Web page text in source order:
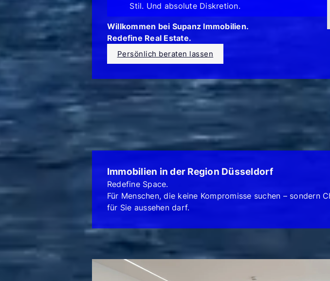
Stil. Und absolute Diskretion.
Willkommen bei Supanz Immobilien.
Redefine Real Estate.
Persönlich beraten lassen
Immobilien in der Region Düsseldorf
Redefine Space.
Für Menschen, die keine Kompromisse suchen – sondern
für Sie aussehen darf.